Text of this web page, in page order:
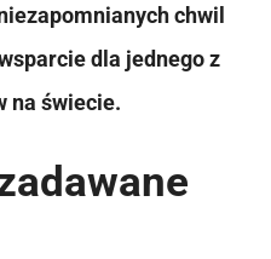
chwil
dla jednego z
na świecie.